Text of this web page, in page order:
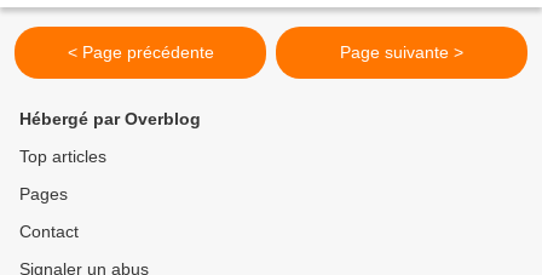
< Page précédente Page suivante >
Hébergé par Overblog
Top articles
Pages
Contact
Signaler un abus